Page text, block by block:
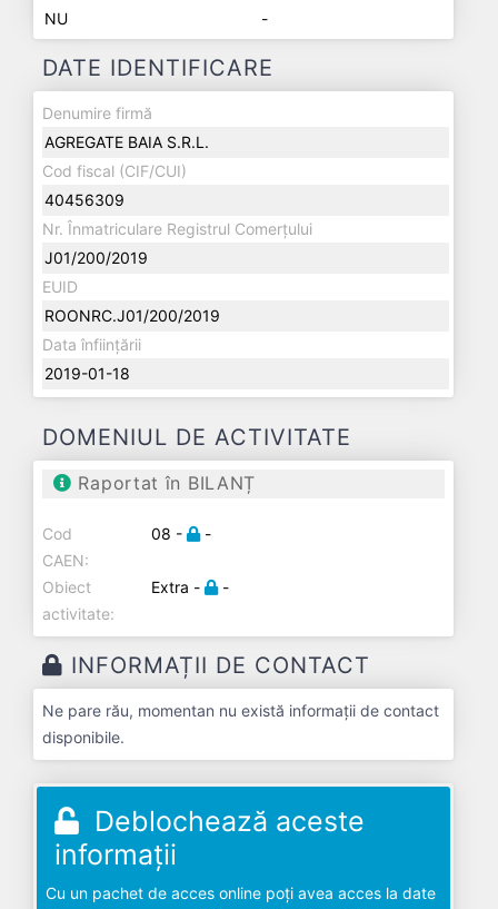
NU
-
DATE IDENTIFICARE
Denumire firmă
AGREGATE BAIA S.R.L.
Cod fiscal (CIF/CUI)
40456309
Nr. Înmatriculare Registrul Comerțului
J01/200/2019
EUID
ROONRC.J01/200/2019
Data înființării
2019-01-18
DOMENIUL DE ACTIVITATE
Raportat în BILANȚ
Cod
CAEN:
08 - -
Obiect
activitate:
Extra - -
INFORMAȚII DE CONTACT
Ne pare rău, momentan nu există informații de contact
disponibile.
Deblochează aceste
informații
Cu un pachet de acces online poți avea acces la date